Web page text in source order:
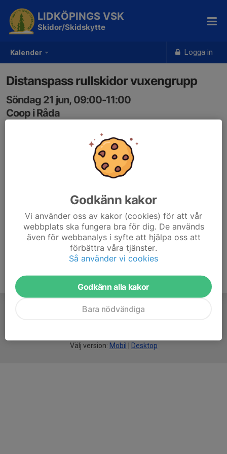
Kalender Logga in
LIDKÖPINGS VSK
Skidor/Skidskytte
Distanspass rullskidor vuxengrupp
Söndag 21 jun, 09:00-11:00
Coop i Råda
LVSK träningsprogram rullskidor vuxengrupp 2026.pdf
Välj version: Mobil Desktop
Godkänn kakor
Vi använder oss av kakor (cookies) för att vår
webbplats ska fungera bra för dig. De används
även för webbanalys i syfte att hjälpa oss att
förbättra våra tjänster.
Så använder vi cookies
Godkänn alla kakor
Bara nödvändiga